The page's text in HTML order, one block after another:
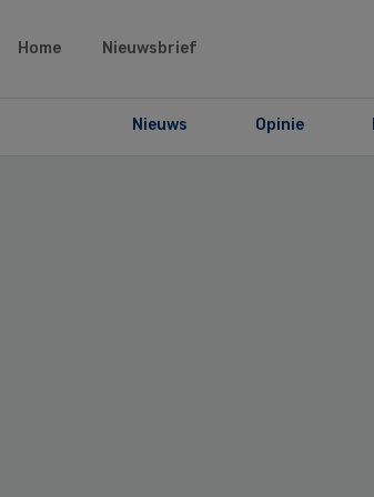
Home Nieuwsbrief
Nieuws Opinie